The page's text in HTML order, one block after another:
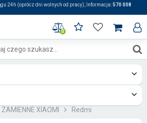
24h (oprócz dni wolnych od pracy), Informacja:570 008
0
ZAMIENNE XIAOMI Redmi